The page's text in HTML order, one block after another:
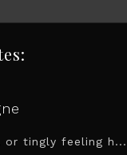
or tingly feeling h...